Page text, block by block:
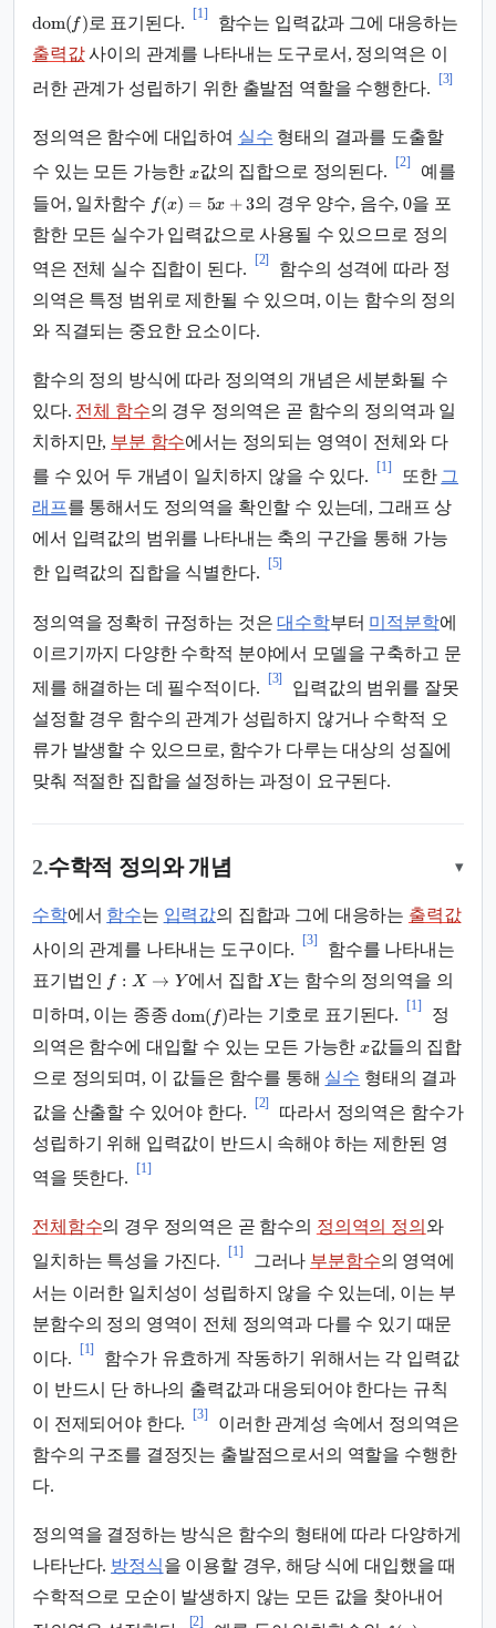
dom(f) 로 표기된다.
[1]
함수는 입력값과 그에 대응하는
출력값사이의 관계를 나타내는 도구로서, 정의역은 이
러한 관계가 성립하기 위한 출발점 역할을 수행한다.
[3]
정의역은 함수에 대입하여 실수 형태의 결과를 도출할
수 있는 모든 가능한x값의 집합으로 정의된다.
[2]
예를
들어, 일차함수 f(x) = 5x +3의 경우 양수, 음수, 0을 포
함한 모든 실수가 입력값으로 사용될 수 있으므로 정의
역은 전체 실수 집합이 된다.
[2]
함수의 성격에 따라 정
의역은 특정 범위로 제한될 수 있으며, 이는 함수의 정의
와 직결되는 중요한 요소이다.
함수의 정의 방식에 따라 정의역의 개념은 세분화될 수
있다. 전체 함수의 경우 정의역은 곧 함수의 정의역과 일
치하지만, 부분 함수에서는 정의되는 영역이 전체와 다
를 수 있어 두 개념이 일치하지 않을 수 있다.
[1]
또한 그
래프를 통해서도 정의역을 확인할 수 있는데, 그래프 상
에서 입력값의 범위를 나타내는 축의 구간을 통해 가능
한 입력값의 집합을 식별한다.
[5]
정의역을 정확히 규정하는 것은대수학부터 미적분학에
이르기까지 다양한 수학적 분야에서 모델을 구축하고 문
제를 해결하는 데 필수적이다.
[3]
입력값의 범위를 잘못
설정할 경우 함수의 관계가 성립하지 않거나 수학적 오
류가 발생할 수 있으므로, 함수가 다루는 대상의 성질에
맞춰 적절한 집합을 설정하는 과정이 요구된다.
2.수학적 정의와 개념 ▾
수학에서 함수는 입력값의 집합과 그에 대응하는 출력값
사이의 관계를 나타내는 도구이다.
[3]
함수를 나타내는
표기법인 f : X → Y 에서 집합X는 함수의 정의역을 의
미하며, 이는 종종dom( f)라는 기호로 표기된다.
[1]
정
의역은 함수에 대입할 수 있는 모든 가능한x값들의 집합
으로 정의되며, 이 값들은 함수를 통해 실수 형태의 결과
값을 산출할 수 있어야 한다.
[2]
따라서 정의역은 함수가
성립하기 위해 입력값이 반드시 속해야 하는 제한된 영
역을 뜻한다.
[1]
전체함수의 경우 정의역은 곧 함수의 정의역의 정의 와
일치하는 특성을 가진다.
[1]
그러나 부분함수의 영역에
서는 이러한 일치성이 성립하지 않을 수 있는데, 이는 부
분함수의 정의 영역이 전체 정의역과 다를 수 있기 때문
이다.
[1]
함수가 유효하게 작동하기 위해서는 각 입력값
이 반드시 단 하나의 출력값과 대응되어야 한다는 규칙
이 전제되어야 한다.
[3]
이러한 관계성 속에서 정의역은
함수의 구조를 결정짓는 출발점으로서의 역할을 수행한
다.
정의역을 결정하는 방식은 함수의 형태에 따라 다양하게
나타난다. 방정식을 이용할 경우, 해당 식에 대입했을 때
수학적으로 모순이 발생하지 않는 모든 값을 찾아내어
[2]